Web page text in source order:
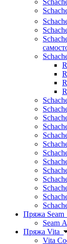
Пряжа Seam
Seam
Пряжа Vita
Vita